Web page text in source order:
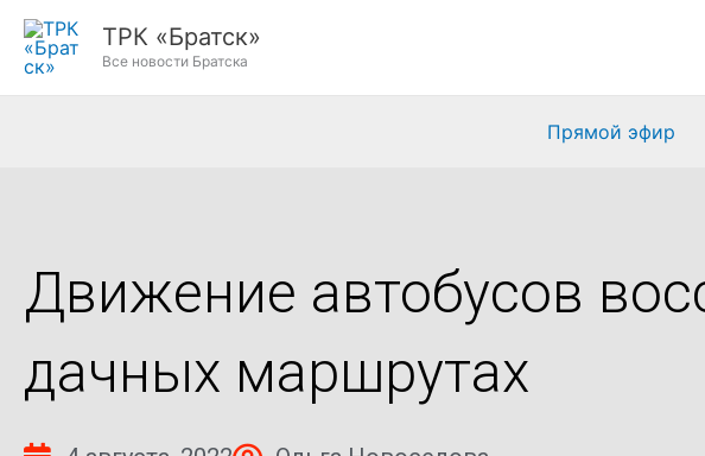
Перейти
ТРК «Братск»
Все новости Братска
Прямой эфир
Движение автобусов
дачных маршрутах